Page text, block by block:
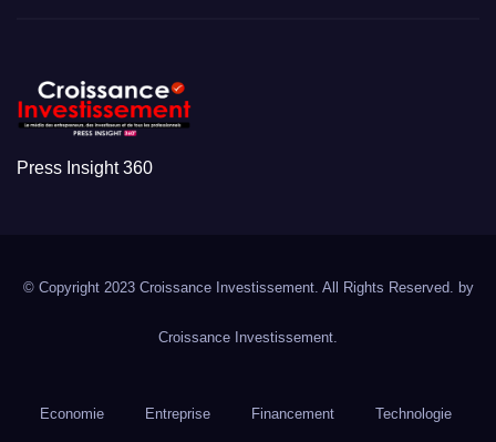
Press Insight 360
© Copyright 2023 Croissance Investissement. All Rights Reserved. by
Croissance Investissement.
Economie Entreprise Financement Technologie